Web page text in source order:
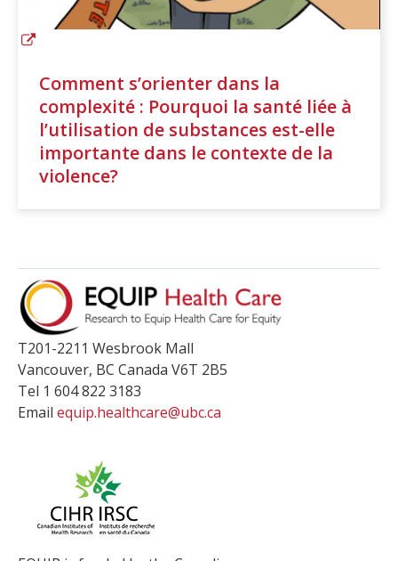
Comment s’orienter dans la
complexité : Pourquoi la santé liée à
l’utilisation de substances est-elle
importante dans le contexte de la
violence?
T201-2211 Wesbrook Mall
Vancouver, BC Canada V6T 2B5
Tel 1 604 822 3183
Email equip.healthcare@ubc.ca